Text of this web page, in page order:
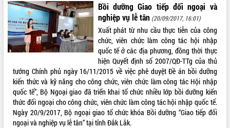
Bồi dưỡng Giao tiếp đối ngoại và
nghiệp vụ lễ tân (20/09/2017, 16:01)
Xuất phát từ nhu cầu thực tiễn của công
chức, viên chức làm công tác hội nhập
quốc tế ở các địa phương, đồng thời thực
hiện Quyết định số 2007/QĐ-TTg của thủ
tướng Chính phủ ngày 16/11/2015 về việc phê duyệt Đề án bồi dưỡng
kiến thức và kỹ năng cho công chức, viên chức làm công tác Hội nhập
quốc tế”, Bộ Ngoại giao đã triển khai tổ chức nhiều lớp bồi dưỡng kiến
thức đối ngoại cho công chức, viên chức làm công tác hội nhập quốc tế.
Ngày 20/9/2017, Bộ ngoại giao tổ chức khóa Bồi dưỡng “Giao tiếp đối
ngoại và nghiệp vụ lễ tân” tại tỉnh Đắk Lắk.